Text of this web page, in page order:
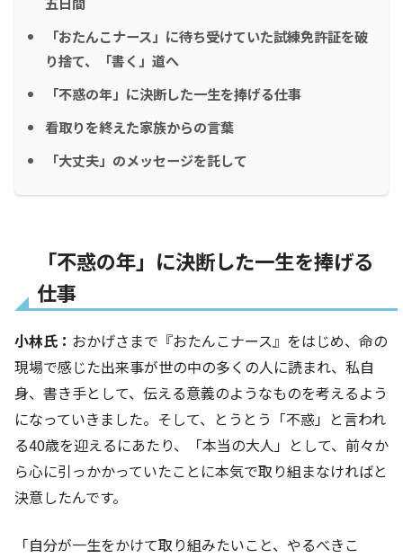
「おたんこナース」に待ち受けていた試練免許証を破
り捨て、「書く」道へ
「不惑の年」に決断した一生を捧げる仕事
看取りを終えた家族からの言葉
「大丈夫」のメッセージを託して
「不惑の年」に決断した一生を捧げる
仕事
小林氏： おかげさまで『おたんこナース』をはじめ、命の
現場で感じた出来事が世の中の多くの人に読まれ、私自
身、書き手として、伝える意義のようなものを考えるよう
になっていきました。そして、とうとう「不惑」と言われ
る40歳を迎えるにあたり、「本当の大人」として、前々か
ら心に引っかかっていたことに本気で取り組まなければと
決意したんです。
「自分が一生をかけて取り組みたいこと、やるべきこ